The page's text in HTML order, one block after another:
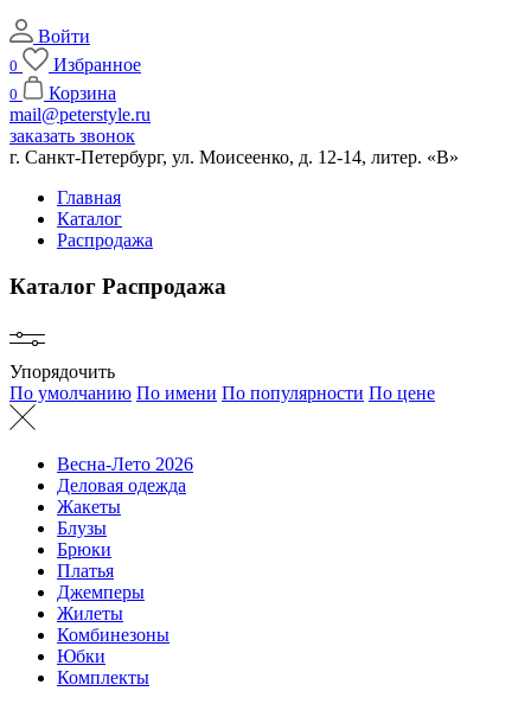
Войти
0 Избранное
0
Корзина
mail@peterstyle.ru
заказать звонок
г. Санкт-Петербург, ул. Моисеенко, д. 12-14, литер. «В»
Главная
Каталог
Распродажа
Каталог Распродажа
Упорядочить
По умолчанию По имени По популярности По цене
Весна-Лето 2026
Деловая одежда
Жакеты
Блузы
Брюки
Платья
Джемперы
Жилеты
Комбинезоны
Юбки
Комплекты